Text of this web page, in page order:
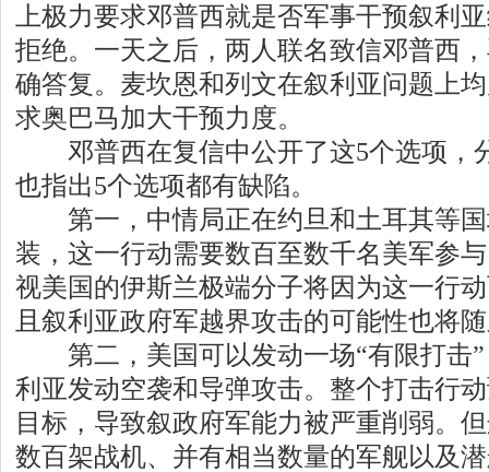
上极力要求邓普西就是否军事干预叙利
拒绝。一天之后，两人联名致信邓普西
确答复。麦坎恩和列文在叙利亚问题上
求奥巴马加大干预力度。
邓普西在复信中公开了这5个选项，
也指出5个选项都有缺陷。
第一，中情局正在约旦和土耳其等国
装，这一行动需要数百至数千名美军参
视美国的伊斯兰极端分子将因为这一行
且叙利亚政府军越界攻击的可能性也将
第二，美国可以发动一场“有限打击”
利亚发动空袭和导弹攻击。整个打击行
目标，导致叙政府军能力被严重削弱。
数百架战机、并有相当数量的军舰以及